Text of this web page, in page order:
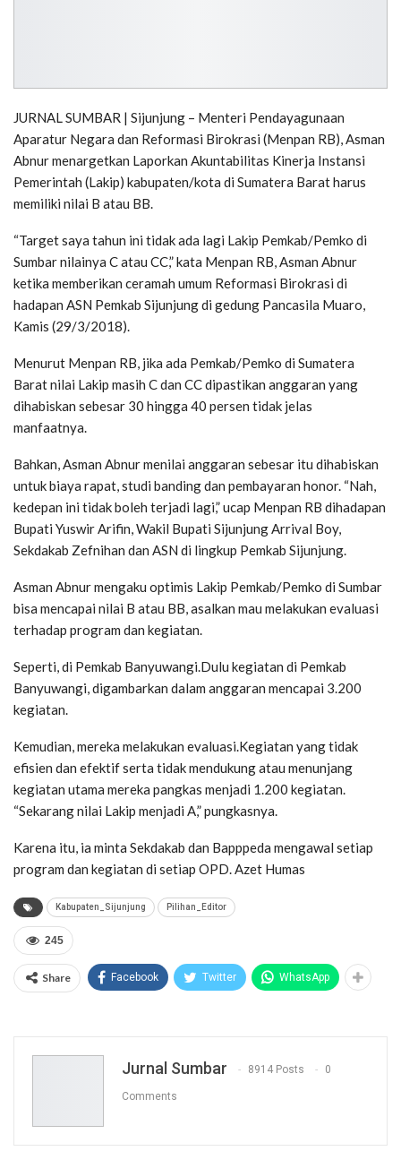
JURNAL SUMBAR | Sijunjung – Menteri Pendayagunaan
Aparatur Negara dan Reformasi Birokrasi (Menpan RB), Asman
Abnur menargetkan Laporkan Akuntabilitas Kinerja Instansi
Pemerintah (Lakip) kabupaten/kota di Sumatera Barat harus
memiliki nilai B atau BB.
“Target saya tahun ini tidak ada lagi Lakip Pemkab/Pemko di
Sumbar nilainya C atau CC,” kata Menpan RB, Asman Abnur
ketika memberikan ceramah umum Reformasi Birokrasi di
hadapan ASN Pemkab Sijunjung di gedung Pancasila Muaro,
Kamis (29/3/2018).
Menurut Menpan RB, jika ada Pemkab/Pemko di Sumatera
Barat nilai Lakip masih C dan CC dipastikan anggaran yang
dihabiskan sebesar 30 hingga 40 persen tidak jelas
manfaatnya.
Bahkan, Asman Abnur menilai anggaran sebesar itu dihabiskan
untuk biaya rapat, studi banding dan pembayaran honor. “Nah,
kedepan ini tidak boleh terjadi lagi,” ucap Menpan RB dihadapan
Bupati Yuswir Arifin, Wakil Bupati Sijunjung Arrival Boy,
Sekdakab Zefnihan dan ASN di lingkup Pemkab Sijunjung.
Asman Abnur mengaku optimis Lakip Pemkab/Pemko di Sumbar
bisa mencapai nilai B atau BB, asalkan mau melakukan evaluasi
terhadap program dan kegiatan.
Seperti, di Pemkab Banyuwangi.Dulu kegiatan di Pemkab
Banyuwangi, digambarkan dalam anggaran mencapai 3.200
kegiatan.
Kemudian, mereka melakukan evaluasi.Kegiatan yang tidak
efisien dan efektif serta tidak mendukung atau menunjang
kegiatan utama mereka pangkas menjadi 1.200 kegiatan.
“Sekarang nilai Lakip menjadi A,” pungkasnya.
Karena itu, ia minta Sekdakab dan Bapppeda mengawal setiap
program dan kegiatan di setiap OPD. Azet Humas
Kabupaten_Sijunjung Pilihan_Editor
245
Share Facebook Twitter WhatsApp
Jurnal Sumbar 8914 Posts 0
Comments